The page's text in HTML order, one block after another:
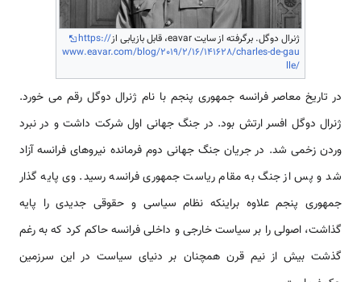
ژنرال دوگل. برگرفته از سایت eavar، قابل بازیابی از
https://
www.eavar.com/blog/2019/2/16/141628/charles-de-gau
lle/
در تاریخ معاصر فرانسه جمهوری پنجم با نام ژنرال دوگل رقم می خورد.
ژنرال دوگل افسر ارتش بود. در جنگ جهانی اول شرکت داشت و در نبرد
وردن زخمی شد. در جریان جنگ جهانی دوم فرمانده نیروهای فرانسه آزاد
شد و پس از جنگ به مقام ریاست جمهوری فرانسه رسید. وی پایه گذار
جمهوری پنجم علاوه براینکه نظام سیاسی و حقوقی جدیدی را پایه
گذاشت، اصولی را بر سیاست خارجی و داخلی فرانسه حاکم کرد که به رغم
گذشت بیش از نیم قرن همچنان بر دنیای سیاست در این سرزمین